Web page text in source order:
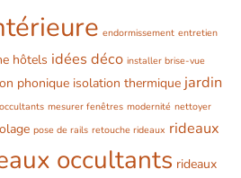
endormissement entretien
hôtels idées déco installer brise-vue
phonique isolation thermique jardin
mesurer fenêtres modernité nettoyer
pose de rails retouche rideaux rideaux
occultants rideaux